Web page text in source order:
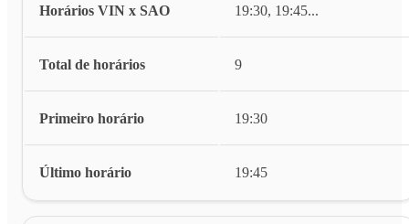
Horários VIN x SAO 19:30, 19:45...
Total de horários 9
Primeiro horário 19:30
Último horário 19:45